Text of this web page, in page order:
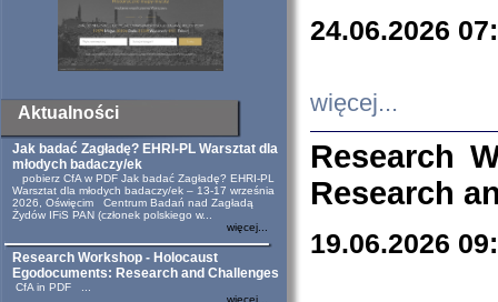
Aktualności
Jak badać Zagładę? EHRI-PL Warsztat dla
młodych badaczy/ek
pobierz CfA w PDF Jak badać Zagładę? EHRI-PL
Warsztat dla młodych badaczy/ek – 13-17 września
2026, Oświęcim Centrum Badań nad Zagładą
Żydów IFiS PAN (członek polskiego w...
więcej...
Research Workshop - Holocaust
Egodocuments: Research and Challenges
CfA in PDF ...
więcej...
24.06.2026
więcej...
Research
Research
19.06.2026